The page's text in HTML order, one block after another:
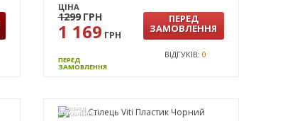
ЦІНА
1299 ГРН
1 169 ГРН
ПЕРЕД
ЗАМОВЛЕННЯ
ПЕРЕД
ЗАМОВЛЕННЯ
ВІДГУКІВ:0
ПЕРЕД
ЗАМОВЛЕННЯ